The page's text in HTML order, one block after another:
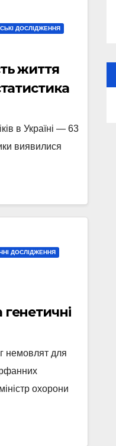
ДОСЛІДЖЕННЯ
життя
в Україні — 63
виявилися
ДОСЛІДЖЕННЯ
МОЗ
немовлят для
охорони